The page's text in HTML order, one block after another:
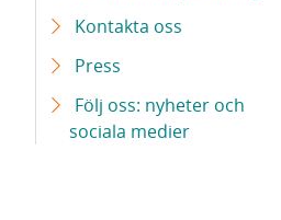
fler patienter med
utredas
få tillgång till likvärdig
Kontakta oss
Press
Följ oss: nyheter och
sociala medier